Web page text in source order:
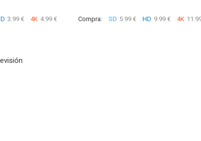
3.99 € 4K 4.99 € Compra: SD 5.99 € HD 9.99 € 4K